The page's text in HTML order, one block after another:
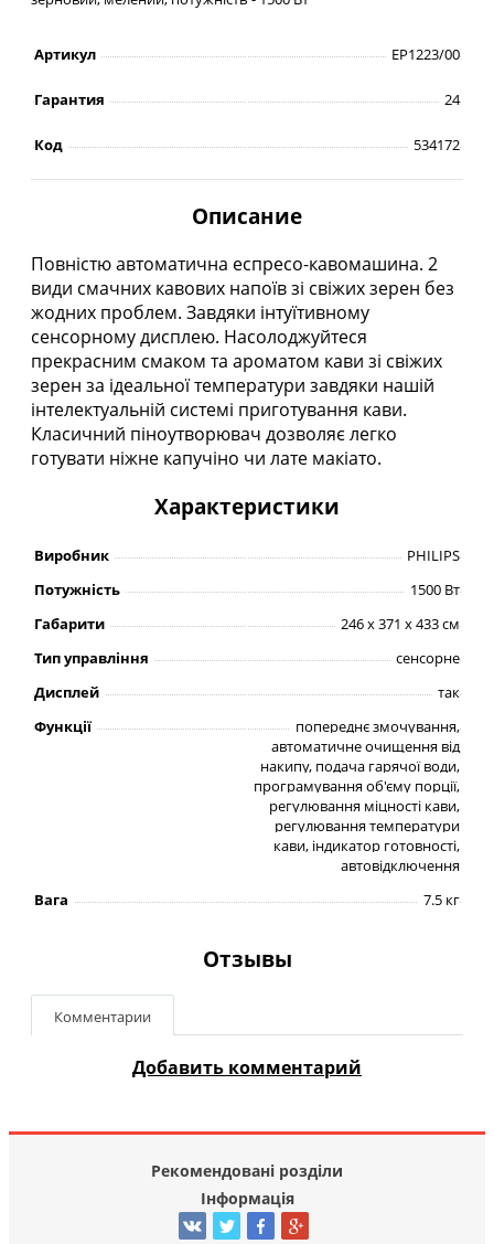
Артикул EP1223/00
Гарантия 24
Код 534172
Описание
Повністю автоматична еспресо-кавомашина. 2
види смачних кавових напоїв зі свіжих зерен без
жодних проблем. Завдяки інтуїтивному
сенсорному дисплею. Насолоджуйтеся
прекрасним смаком та ароматом кави зі свіжих
зерен за ідеальної температури завдяки нашій
інтелектуальній системі приготування кави.
Класичний піноутворювач дозволяє легко
готувати ніжне капучіно чи лате макіато.
Характеристики
Виробник
PHILIPS
Потужність
1500 Вт
Габарити
246 x 371 x 433 см
Тип управління
сенсорне
Дисплей
так
Функції
попереднє змочування,
автоматичне очищення від
накипу, подача гарячої води,
програмування об'єму порції,
регулювання міцності кави,
регулювання температури
кави, індикатор готовності,
автовідключення
Вага
7.5 кг
Отзывы
Комментарии
Добавить комментарий
Рекомендовані розділи
Інформація